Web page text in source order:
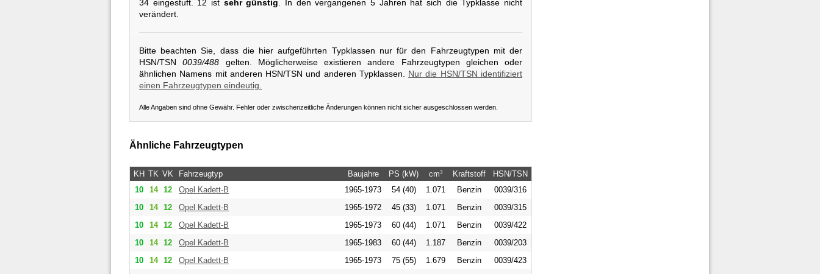
34 eingestuft. 12 ist sehr günstig. In den vergangenen 5 Jahren hat sich die Typklasse nicht
verändert.
Bitte beachten Sie, dass die hier aufgeführten Typklassen nur für den Fahrzeugtypen mit der
HSN/TSN0039/488 gelten. Möglicherweise existieren andere Fahrzeugtypen gleichen oder
ähnlichen Namens mit anderen HSN/TSN und anderen Typklassen. Nur die HSN/TSN identifiziert
einen Fahrzeugtypen eindeutig.
Alle Angaben sind ohne Gewähr. Fehler oder zwischenzeitliche Änderungen können nicht sicher ausgeschlossen werden.
Ähnliche Fahrzeugtypen
KH TK VK Fahrzeugtyp Baujahre PS (kW) cm³ Kraftstoff
HSN/TSN
10
14 12 Opel Kadett-B 1965-1973 54 (40) 1.071 Benzin
0039/316
10
14 12 Opel Kadett-B 1965-1972 45 (33) 1.071 Benzin
0039/315
10
14 12 Opel Kadett-B 1965-1973 60 (44) 1.071 Benzin
0039/422
10
14 12 Opel Kadett-B 1965-1983 60 (44) 1.187 Benzin
0039/203
10
14 12 Opel Kadett-B 1965-1973 75 (55) 1.679 Benzin
0039/423